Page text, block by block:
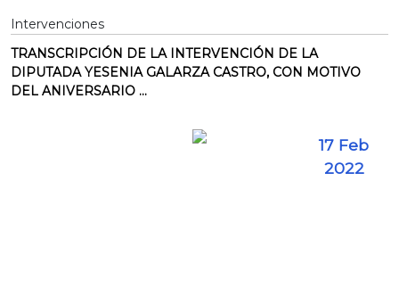
Intervenciones
TRANSCRIPCIÓN DE LA INTERVENCIÓN DE LA
DIPUTADA YESENIA GALARZA CASTRO, CON MOTIVO
DEL ANIVERSARIO ...
17 Feb
2022